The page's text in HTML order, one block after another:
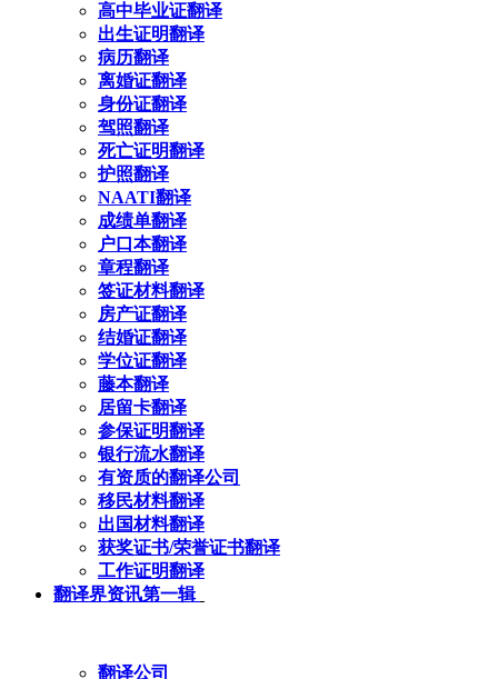
高中毕业证翻译
出生证明翻译
病历翻译
离婚证翻译
身份证翻译
驾照翻译
死亡证明翻译
护照翻译
NAATI翻译
成绩单翻译
户口本翻译
章程翻译
签证材料翻译
房产证翻译
结婚证翻译
学位证翻译
藤本翻译
居留卡翻译
参保证明翻译
银行流水翻译
有资质的翻译公司
移民材料翻译
出国材料翻译
获奖证书/荣誉证书翻译
工作证明翻译
翻译界资讯第一辑
翻译公司